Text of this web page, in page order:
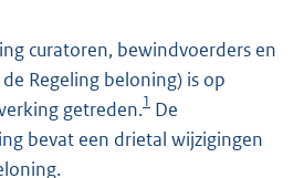
curatoren, bewindvoerders en
Regeling beloning) is op
getreden.1 De
bevat een drietal wijzigingen